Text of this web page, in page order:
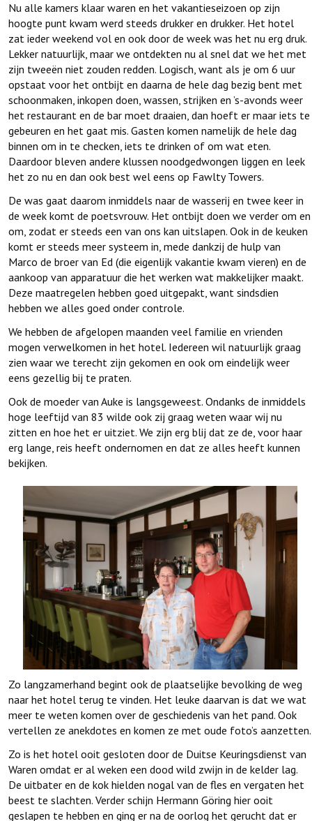
Nu alle kamers klaar waren en het vakantieseizoen op zijn
hoogte punt kwam werd steeds drukker en drukker. Het hotel
zat ieder weekend vol en ook door de week was het nu erg druk.
Lekker natuurlijk, maar we ontdekten nu al snel dat we het met
zijn tweeën niet zouden redden. Logisch, want als je om 6 uur
opstaat voor het ontbijt en daarna de hele dag bezig bent met
schoonmaken, inkopen doen, wassen, strijken en ’s-avonds weer
het restaurant en de bar moet draaien, dan hoeft er maar iets te
gebeuren en het gaat mis. Gasten komen namelijk de hele dag
binnen om in te checken, iets te drinken of om wat eten.
Daardoor bleven andere klussen noodgedwongen liggen en leek
het zo nu en dan ook best wel eens op Fawlty Towers.
De was gaat daarom inmiddels naar de wasserij en twee keer in
de week komt de poetsvrouw. Het ontbijt doen we verder om en
om, zodat er steeds een van ons kan uitslapen. Ook in de keuken
komt er steeds meer systeem in, mede dankzij de hulp van
Marco de broer van Ed (die eigenlijk vakantie kwam vieren) en de
aankoop van apparatuur die het werken wat makkelijker maakt.
Deze maatregelen hebben goed uitgepakt, want sindsdien
hebben we alles goed onder controle.
We hebben de afgelopen maanden veel familie en vrienden
mogen verwelkomen in het hotel. Iedereen wil natuurlijk graag
zien waar we terecht zijn gekomen en ook om eindelijk weer
eens gezellig bij te praten.
Ook de moeder van Auke is langsgeweest. Ondanks de inmiddels
hoge leeftijd van 83 wilde ook zij graag weten waar wij nu
zitten en hoe het er uitziet. We zijn erg blij dat ze de, voor haar
erg lange, reis heeft ondernomen en dat ze alles heeft kunnen
bekijken.
Zo langzamerhand begint ook de plaatselijke bevolking de weg
naar het hotel terug te vinden. Het leuke daarvan is dat we wat
meer te weten komen over de geschiedenis van het pand. Ook
vertellen ze anekdotes en komen ze met oude foto’s aanzetten.
Zo is het hotel ooit gesloten door de Duitse Keuringsdienst van
Waren omdat er al weken een dood wild zwijn in de kelder lag.
De uitbater en de kok hielden nogal van de fles en vergaten het
beest te slachten. Verder schijn Hermann Göring hier ooit
geslapen te hebben en ging er na de oorlog het gerucht dat er